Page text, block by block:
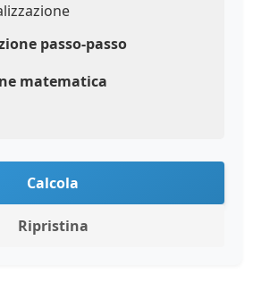
passo-passo
matematica
Calcola
Ripristina